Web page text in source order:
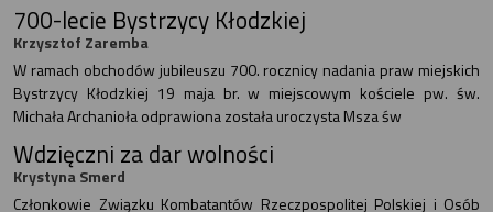
700-lecie Bystrzycy Kłodzkiej
Krzysztof Zaremba
W ramach obchodów jubileuszu 700. rocznicy nadania praw miejskich
Bystrzycy Kłodzkiej 19 maja br. w miejscowym kościele pw. św.
Michała Archanioła odprawiona została uroczysta Msza św
Wdzięczni za dar wolności
Krystyna Smerd
Członkowie Związku Kombatantów Rzeczpospolitej Polskiej i Osób